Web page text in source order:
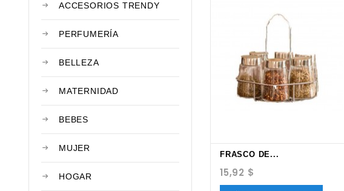
ACCESORIOS TRENDY
PERFUMERÍA
BELLEZA
MATERNIDAD
BEBES
MUJER
HOGAR
FRASCO DE...
15,92 $